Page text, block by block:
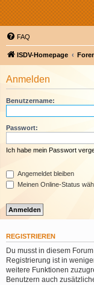
FAQ
ISDV-Homepage
Anmelden
Benutzername:
Passwort:
Ich habe mein Passwort
Angemeldet bleiben
Meinen Online-Status
REGISTRIEREN
Du musst in diesem
Registrierung ist in
weitere Funktionen
Benutzern auch